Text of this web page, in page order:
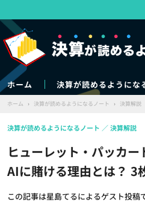
ホーム 決算が読めるようにな
ホーム › 決算が読めるようになるノート › 決算解説
ヒューレット・パッカ
AIに賭ける理由とは？ 3
この記事は星島てるによるゲスト投稿
決算が読めるようになるノート 決算解説